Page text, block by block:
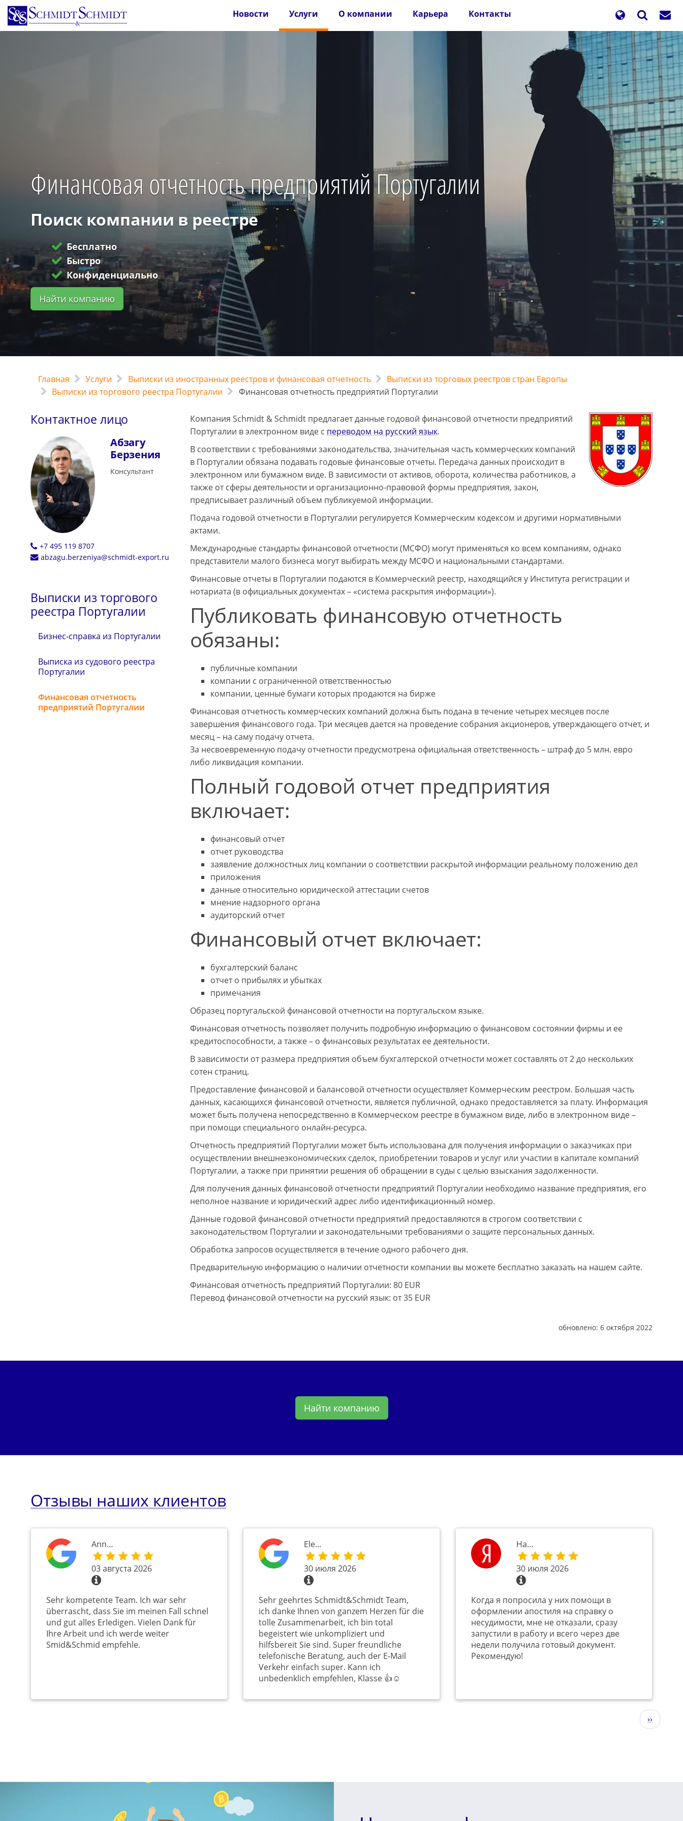
Перейти
основному
Новости Услуги О компании Карьера Контакты
Финансовая отчетность предприятий Португалии
Поиск компании в реестре
Бесплатно
Быстро
Конфиденциально
Найти компанию
Главная Услуги Выписки из иностранных реестров и финансовая отчетность
Выписки из торговых реестров стран Европы
Выписки из торгового реестра Португалии
Финансовая отчетность предприятий Португалии
Контактное лицо
Абзагу
Берзения
Консультант
+7 495 119 8707
abzagu.berzeniya@schmidt-export.ru
Выписки из торгового
реестра Португалии
Бизнес-справка из Португалии
Выписка из судового реестра
Португалии
Финансовая отчетность
предприятий Португалии
Компания Schmidt & Schmidt предлагает данные годовой финансовой отчетности предприятий
Португалии в электронном виде с переводом на русский язык.
В соответствии с требованиями законодательства, значительная часть коммерческих компаний
в Португалии обязана подавать годовые финансовые отчеты. Передача данных происходит в
электронном или бумажном виде. В зависимости от активов, оборота, количества работников, а
также от сферы деятельности и организационно-правовой формы предприятия, закон,
предписывает различный объем публикуемой информации.
Подача годовой отчетности в Португалии регулируется Коммерческим кодексом и другими нормативными
актами.
Международные стандарты финансовой отчетности (МСФО) могут применяться ко всем компаниям, однако
представители малого бизнеса могут выбирать между МСФО и национальными стандартами.
Финансовые отчеты в Португалии подаются в Коммерческий реестр, находящийся у Института регистрации и
нотариата (в официальных документах – «система раскрытия информации»).
Публиковать финансовую отчетность
обязаны:
публичные компании
компании с ограниченной ответственностью
компании, ценные бумаги которых продаются на бирже
Финансовая отчетность коммерческих компаний должна быть подана в течение четырех месяцев после
завершения финансового года. Три месяцев дается на проведение собрания акционеров, утверждающего отчет, и
месяц – на саму подачу отчета.
За несвоевременную подачу отчетности предусмотрена официальная ответственность – штраф до 5 млн. евро
либо ликвидация компании.
Полный годовой отчет предприятия
включает:
финансовый отчет
отчет руководства
заявление должностных лиц компании о соответствии раскрытой информации реальному положению дел
приложения
данные относительно юридической аттестации счетов
мнение надзорного органа
аудиторский отчет
Финансовый отчет включает:
бухгалтерский баланс
отчет о прибылях и убытках
примечания
Образец португальской финансовой отчетности на португальском языке.
Финансовая отчетность позволяет получить подробную информацию о финансовом состоянии фирмы и ее
кредитоспособности, а также – о финансовых результатах ее деятельности.
В зависимости от размера предприятия объем бухгалтерской отчетности может составлять от 2 до нескольких
сотен страниц.
Предоставление финансовой и балансовой отчетности осуществляет Коммерческим реестром. Большая часть
данных, касающихся финансовой отчетности, является публичной, однако предоставляется за плату. Информация
может быть получена непосредственно в Коммерческом реестре в бумажном виде, либо в электронном виде –
при помощи специального онлайн-ресурса.
Отчетность предприятий Португалии может быть использована для получения информации о заказчиках при
осуществлении внешнеэкономических сделок, приобретении товаров и услуг или участии в капитале компаний
Португалии, а также при принятии решения об обращении в суды с целью взыскания задолженности.
Для получения данных финансовой отчетности предприятий Португалии необходимо название предприятия, его
неполное название и юридический адрес либо идентификационный номер.
Данные годовой финансовой отчетности предприятий предоставляются в строгом соответствии с
законодательством Португалии и законодательными требованиями о защите персональных данных.
Обработка запросов осуществляется в течение одного рабочего дня.
Предварительную информацию о наличии отчетности компании вы можете бесплатно заказать на нашем сайте.
Финансовая отчетность предприятий Португалии: 80 EUR
Перевод финансовой отчетности на русский язык: от 35 EUR
обновлено: 6 октября 2022
Найти компанию
Отзывы наших клиентов
Ann…
03 августа 2026
Sehr kompetente Team. Ich war sehr
überrascht, dass Sie im meinen Fall schnel
und gut alles Erledigen. Vielen Dank für
Ihre Arbeit und ich werde weiter
Smid&Schmid empfehle.
Ele…
30 июля 2026
Sehr geehrtes Schmidt&Schmidt Team,
ich danke Ihnen von ganzem Herzen für die
tolle Zusammenarbeit, ich bin total
begeistert wie unkompliziert und
hilfsbereit Sie sind. Super freundliche
telefonische Beratung, auch der E-Mail
Verkehr einfach super. Kann ich
unbedenklich empfehlen, Klasse 👍☺️
На…
30 июля 2026
Когда я попросила у них помощи в
оформлении апостиля на справку о
несудимости, мне не отказали, сразу
запустили в работу и всего через две
недели получила готовый документ.
Рекомендую!
››